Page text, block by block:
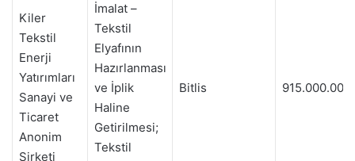
Kiler
Tekstil
Enerji
Yatırımları
Sanayi ve
Ticaret
Anonim
Şirketi
İmalat –
Tekstil
Elyafının
Hazırlanması
ve İplik
Haline
Getirilmesi;
Tekstil
Bitlis 915.000.000